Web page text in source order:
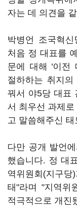
자는 데 의견을
박병언 조국혁
처음 정 대표를
문에 대해 '이전
절하하는 취지
꿔서 야5당 대표
서 최우선 과제
고 말씀해주신
다만 공개 발언
했습니다. 정 대
역위원회(지구
태"라며 "지역위
적극적으로 개진